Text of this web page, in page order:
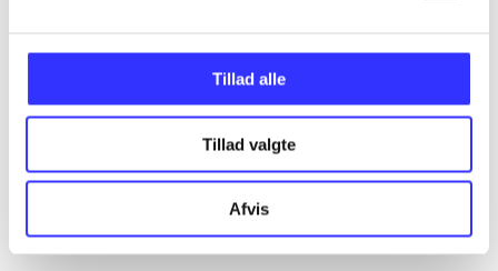
Tillad alle
Tillad valgte
Afvis
Minder om